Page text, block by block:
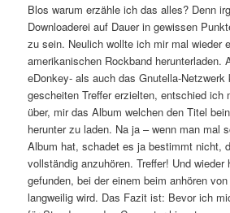
Blos warum erzähle ich das alles? Denn
Downloaderei auf Dauer in gewissen
zu sein. Neulich wollte ich mir mal wieder
amerikanischen Rockband herunterladen.
eDonkey- als auch das Gnutella-
gescheiten Treffer erzielten, entschied ich
über, mir das Album welchen den Titel
herunter zu laden. Na ja – wenn man mal
Album hat, schadet es ja bestimmt nicht,
vollständig anzuhören. Treffer! Und
gefunden, bei der einem beim anhören
langweilig wird. Das Fazit ist: Bevor ich